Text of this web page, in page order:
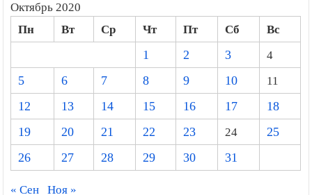
Октябрь 2020
Пн Вт Ср Чт Пт Сб
Вс
1
2 3
4
5
6 7 8 9 10
11
12
13 14 15 16 17
18
19
20 21 22 23 24
25
26
27 28 29 30 31
« Сен Ноя »